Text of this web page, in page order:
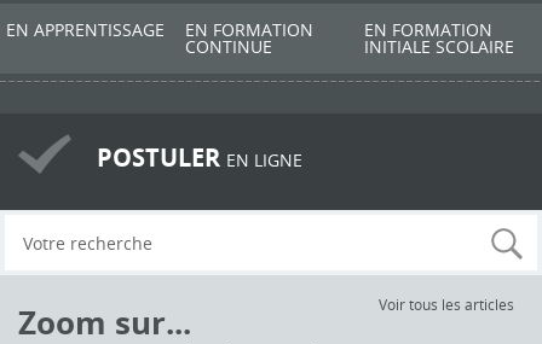
EN APPRENTISSAGE EN FORMATION
CONTINUE
EN FORMATION
INITIALE SCOLAIRE
POSTULER EN LIGNE
Zoom sur...
Voir tous les articles